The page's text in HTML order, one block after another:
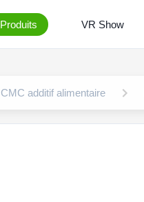
Produits VR Show
CMC additif alimentaire